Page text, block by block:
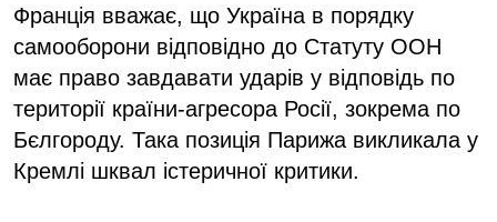
Франція вважає, що Україна в порядку
самооборони відповідно до Статуту ООН
має право завдавати ударів у відповідь по
території країни-агресора Росії, зокрема по
Бєлгороду. Така позиція Парижа викликала у
Кремлі шквал істеричної критики.